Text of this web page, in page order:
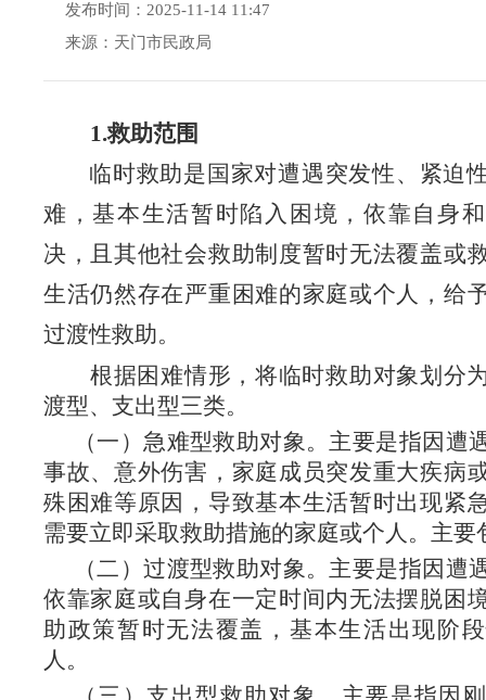
发布时间：2025-11-14 11:47
来源：天门市民政局
1.救助范围
临时救助是国家对遭遇突发性、紧迫
难，基本生活暂时陷入困境，依靠自身
决，且其他社会救助制度暂时无法覆盖或
生活仍然存在严重困难的家庭或个人，给
过渡性救助。
根据困难情形，将临时救助对象划分
渡型、支出型三类。
（一）急难型救助对象。主要是指因遭
事故、意外伤害，家庭成员突发重大疾病
殊困难等原因，导致基本生活暂时出现紧
需要立即采取救助措施的家庭或个人。主要
（二）过渡型救助对象。主要是指因遭
依靠家庭或自身在一定时间内无法摆脱困
助政策暂时无法覆盖，基本生活出现阶
人。